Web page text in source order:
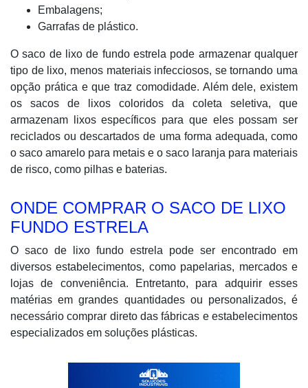
Embalagens;
Garrafas de plástico.
O saco de lixo de fundo estrela pode armazenar qualquer
tipo de lixo, menos materiais infecciosos, se tornando uma
opção prática e que traz comodidade. Além dele, existem
os sacos de lixos coloridos da coleta seletiva, que
armazenam lixos específicos para que eles possam ser
reciclados ou descartados de uma forma adequada, como
o saco amarelo para metais e o saco laranja para materiais
de risco, como pilhas e baterias.
ONDE COMPRAR O SACO DE LIXO
FUNDO ESTRELA
O saco de lixo fundo estrela pode ser encontrado em
diversos estabelecimentos, como papelarias, mercados e
lojas de conveniência. Entretanto, para adquirir esses
matérias em grandes quantidades ou personalizados, é
necessário comprar direto das fábricas e estabelecimentos
especializados em soluções plásticas.